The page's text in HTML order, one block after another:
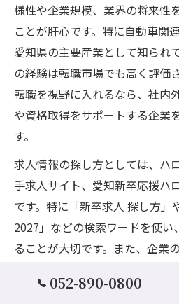
様性や企業規模、業界の将来性
ことが肝心です。特に自動車関
愛知県の主要産業として知られ
の経験は転職市場でも高く評価
転職を視野に入れるなら、社内
や資格取得をサポートする企業
す。
求人情報の探し方としては、ハ
手求人サイト、愛知新卒応援ハ
です。特に「新卒求人 探し方」
2027」などの検索ワードを使
ることが大切です。また、企業
ア形成の実態を知ることも有効で
052-890-0800